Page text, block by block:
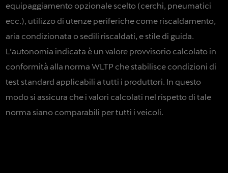
previous
equipaggiamento opzionale scelto (cerchi, pneumatici
ecc.), utilizzo di utenze periferiche come riscaldamento,
aria condizionata o sedili riscaldati, e stile di guida.
L’autonomia indicata è un valore provvisorio calcolato in
conformità alla norma WLTP che stabilisce condizioni di
test standard applicabili a tutti i produttori. In questo
modo si assicura che i valori calcolati nel rispetto di tale
norma siano comparabili per tutti i veicoli.